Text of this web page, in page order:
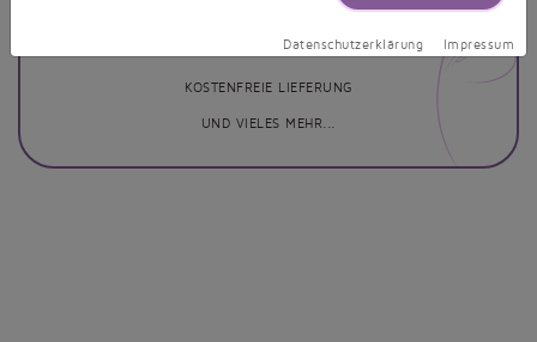
MASSGEFERTIGTE BRAUTKLEIDER
BRAUTKLEID NACH WUNSCH
KOSTENFREIE LIEFERUNG
UND VIELES MEHR...
Datenschutzerklärung Impressum